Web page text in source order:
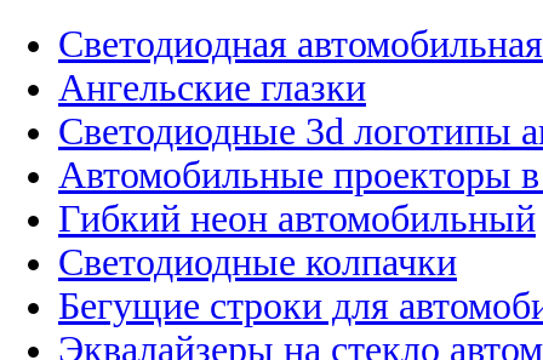
Светодиодная
Ангельские глазки
Светодиодные 3d логотипы
Автомобильные проекторы
Гибкий неон автомобильный
Светодиодные колпачки
Бегущие строки для
Эквалайзеры на стекло